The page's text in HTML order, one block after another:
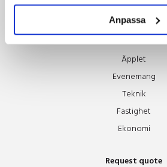
Anpassa
Ledning
Marknadsavdelning
Konferensservice
Äpplet
Evenemang
Teknik
Fastighet
Ekonomi
Request quote